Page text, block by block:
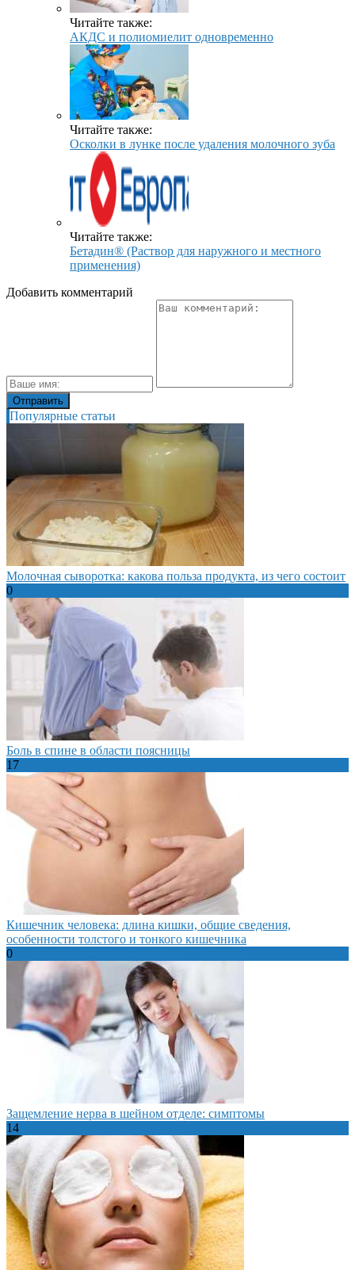
Читайте также:
АКДС и полиомиелит одновременно
Читайте также:
Осколки в лунке после удаления молочного зуба
Читайте также:
Бетадин® (Раствор для наружного и местного
применения)
Добавить комментарий
Популярные статьи
Молочная сыворотка: какова польза продукта, из чего состоит
0
Боль в спине в области поясницы
17
Кишечник человека: длина кишки, общие сведения,
особенности толстого и тонкого кишечника
0
Защемление нерва в шейном отделе: симптомы
14